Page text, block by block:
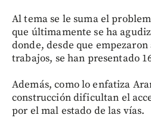
Al tema se le suma el
que últimamente se ha
donde, desde que
trabajos, se han presentado
Además, como lo enfatiza
construcción dificultan el
por el mal estado de las vías.